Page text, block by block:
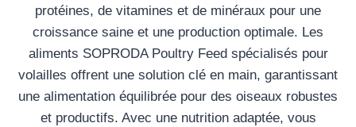
protéines, de vitamines et de minéraux pour une
croissance saine et une production optimale. Les
aliments SOPRODA Poultry Feed spécialisés pour
volailles offrent une solution clé en main, garantissant
une alimentation équilibrée pour des oiseaux robustes
et productifs. Avec une nutrition adaptée, vous